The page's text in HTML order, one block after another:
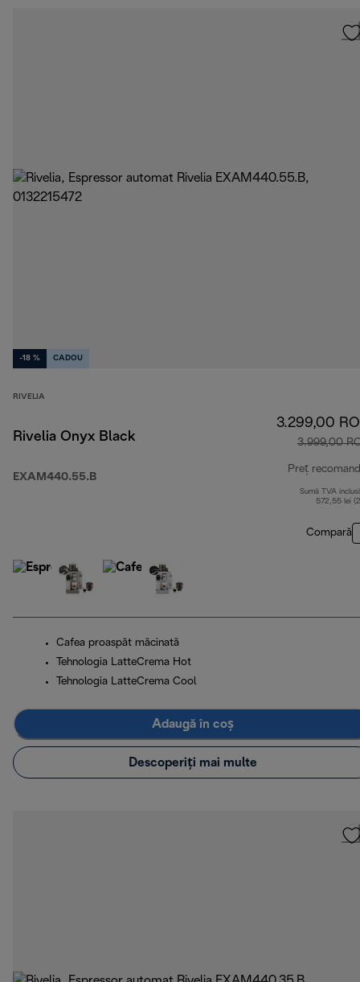
-18 % CADOU
RIVELIA
Rivelia Onyx Black
EXAM440.55.B
3.299,00
3.999,00
Preț
Sumă TVA
572,55 lei
Compară
Cafea proaspăt măcinată
Tehnologia LatteCrema Hot
Tehnologia LatteCrema Cool
Adaugă în coș
Descoperiți mai multe